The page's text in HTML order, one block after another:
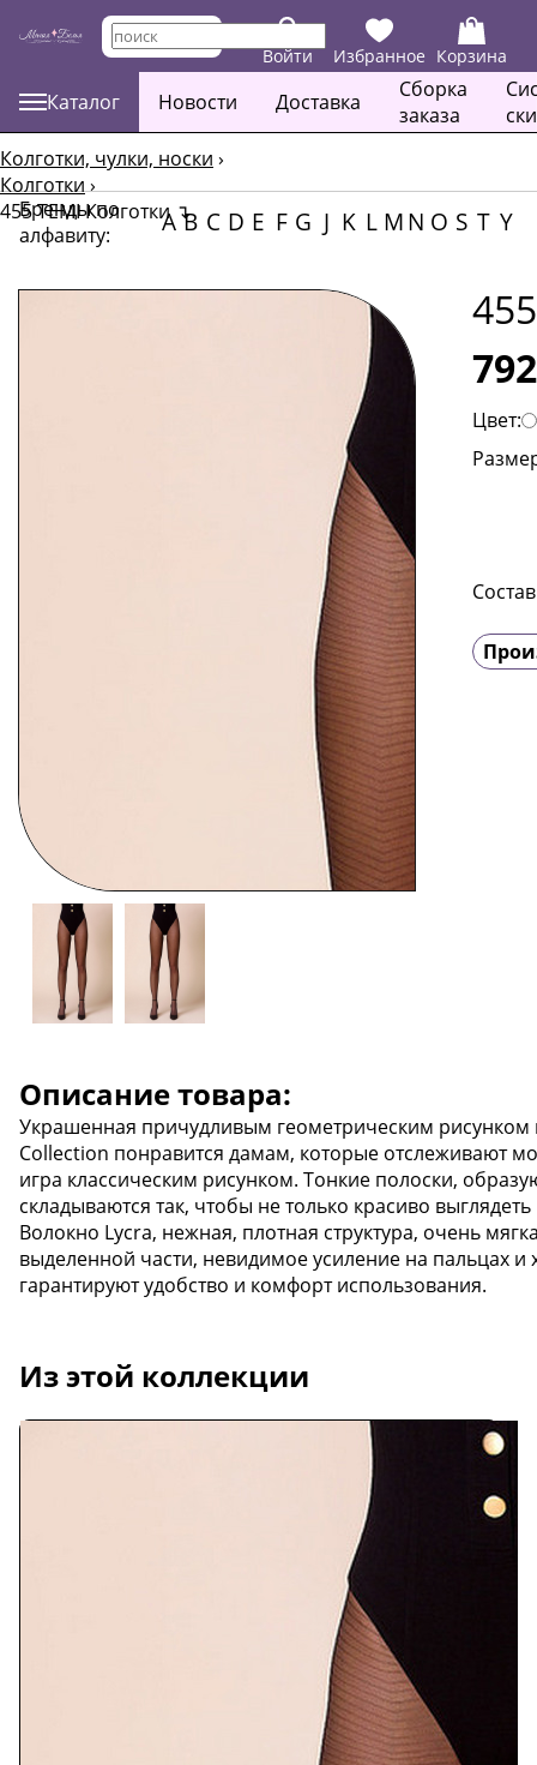
Войти Избранное Корзина
Каталог Новости Доставка
Сборка
заказа
Колготки, чулки, носки ›
Колготки›
455 TEMI Колготки ↴
Бренды по
алфавиту:
A B C D E F G J K L MN O S T Y
792
Цвет:
Описание товара:
Украшенная причудливым геометрическим рисунком
Collection понравится дамам, которые отслеживают
игра классическим рисунком. Тонкие полоски,
складываются так, чтобы не только красиво
Волокно Lycra, нежная, плотная структура, очень
выделенной части, невидимое усиление на пальцах
гарантируют удобство и комфорт использования.
Из этой коллекции